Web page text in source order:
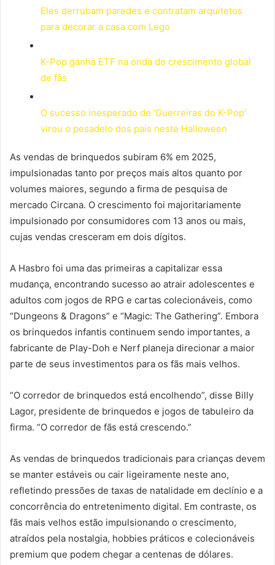
Eles derrubam paredes e contratam arquitetos
para decorar a casa com Lego
K-Pop ganha ETF na onda do crescimento global
de fãs
O sucesso inesperado de ‘Guerreiras do K-Pop’
virou o pesadelo dos pais neste Halloween
As vendas de brinquedos subiram 6% em 2025,
impulsionadas tanto por preços mais altos quanto por
volumes maiores, segundo a firma de pesquisa de
mercado Circana. O crescimento foi majoritariamente
impulsionado por consumidores com 13 anos ou mais,
cujas vendas cresceram em dois dígitos.
A Hasbro foi uma das primeiras a capitalizar essa
mudança, encontrando sucesso ao atrair adolescentes e
adultos com jogos de RPG e cartas colecionáveis, como
“Dungeons & Dragons” e “Magic: The Gathering”. Embora
os brinquedos infantis continuem sendo importantes, a
fabricante de Play-Doh e Nerf planeja direcionar a maior
parte de seus investimentos para os fãs mais velhos.
“O corredor de brinquedos está encolhendo”, disse Billy
Lagor, presidente de brinquedos e jogos de tabuleiro da
firma. “O corredor de fãs está crescendo.”
As vendas de brinquedos tradicionais para crianças devem
se manter estáveis ou cair ligeiramente neste ano,
refletindo pressões de taxas de natalidade em declínio e a
concorrência do entretenimento digital. Em contraste, os
fãs mais velhos estão impulsionando o crescimento,
atraídos pela nostalgia, hobbies práticos e colecionáveis
premium que podem chegar a centenas de dólares.